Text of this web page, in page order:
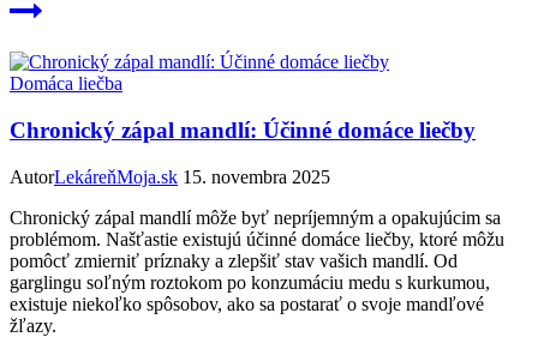
Domáca liečba
Chronický zápal mandlí: Účinné domáce liečby
AutorLekáreňMoja.sk 15. novembra 2025
Chronický zápal mandlí môže byť nepríjemným a opakujúcim sa
problémom. Našťastie existujú účinné domáce liečby, ktoré môžu
pomôcť zmierniť príznaky a zlepšiť stav vašich mandlí. Od
garglingu soľným roztokom po konzumáciu medu s kurkumou,
existuje niekoľko spôsobov, ako sa postarať o svoje mandľové
žľazy.